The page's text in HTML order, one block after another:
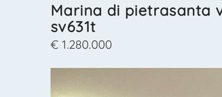
Marina di pietrasanta
sv631t
€ 1.280.000